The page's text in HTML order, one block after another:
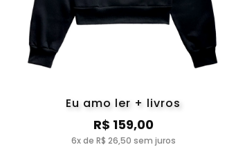
Eu amo ler + livros
R$ 159,00
6x de R$ 26,50 sem juros